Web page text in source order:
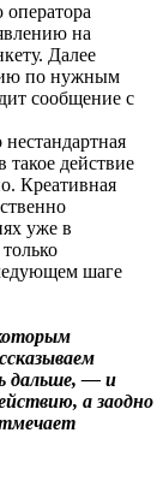
на
Далее
по нужным
сообщение с
такое действие
Креативная
уже в
шаге
дальше, — и
а заодно